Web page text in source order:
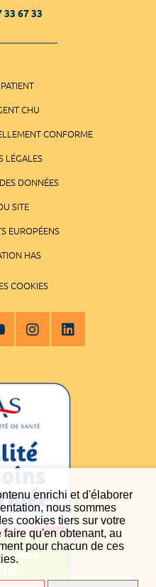
enrichi et d'élaborer
nous sommes
cookies tiers sur votre
qu'en obtenant, au
pour chacun de ces
33 67 33
CHU
CONFORME
LÉGALES
DONNÉES
SITE
EUROPÉENS
HAS
COOKIES